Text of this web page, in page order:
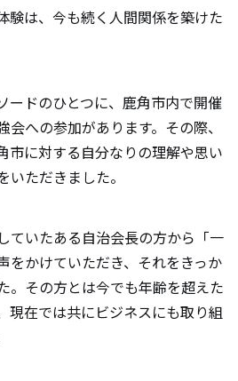
験は、今も続く人間関係を築けた
ードのひとつに、鹿角市内で開催
会への参加があります。その際、
市に対する自分なりの理解や思い
いただきました。
ていたある自治会長の方から「一
をかけていただき、それをきっか
。その方とは今でも年齢を超えた
現在では共にビジネスにも取り組